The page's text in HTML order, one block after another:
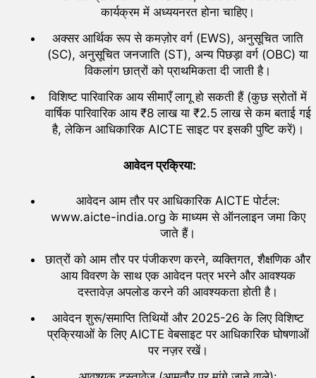
कार्यक्रम में अध्ययनरत होना चाहिए।
अक्सर आर्थिक रूप से कमज़ोर वर्ग (EWS), अनुसूचित जाति
(SC), अनुसूचित जनजाति (ST), अन्य पिछड़ा वर्ग (OBC) या
विकलांग छात्रों को प्राथमिकता दी जाती है।
विशिष्ट पारिवारिक आय सीमाएँ लागू हो सकती हैं (कुछ स्रोतों में
वार्षिक पारिवारिक आय ₹8 लाख या ₹2.5 लाख से कम बताई गई
है, लेकिन आधिकारिक AICTE साइट पर इसकी पुष्टि करें)।
आवेदन प्रक्रिया:
आवेदन आम तौर पर आधिकारिक AICTE पोर्टल:
www.aicte-india.org के माध्यम से ऑनलाइन जमा किए
जाते हैं।
छात्रों को आम तौर पर पंजीकरण करने, व्यक्तिगत, शैक्षणिक और
आय विवरण के साथ एक आवेदन पत्र भरने और आवश्यक
दस्तावेज़ अपलोड करने की आवश्यकता होती है।
आवेदन शुरू/समाप्ति तिथियों और 2025-26 के लिए विशिष्ट
प्रक्रियाओं के लिए AICTE वेबसाइट पर आधिकारिक घोषणाओं
पर नज़र रखें।